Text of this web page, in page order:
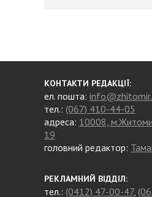
КОНТАКТИ РЕДАКЦІЇ:
ел. пошта:
тел.: (067) 410-44-05
адреса: 10008,
19
головний редактор:
РЕКЛАМНИЙ ВІДДІЛ:
тел.: (0412) 47-00-47,